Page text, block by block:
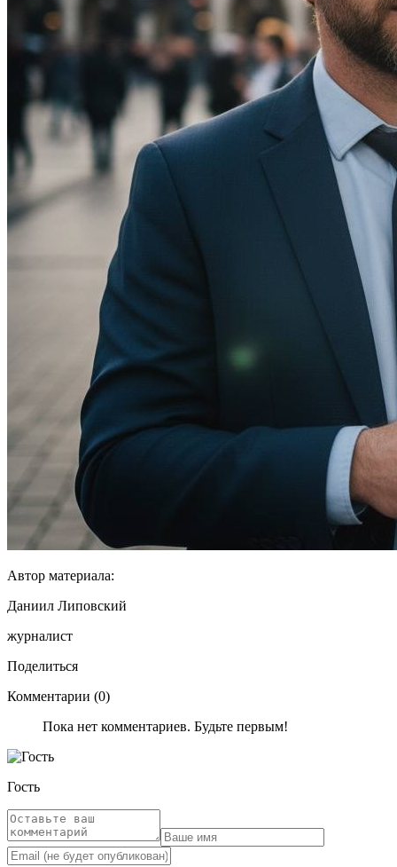
Автор материала:
Даниил Липовский
журналист
Поделиться
Комментарии (0)
Пока нет комментариев. Будьте первым!
Гость